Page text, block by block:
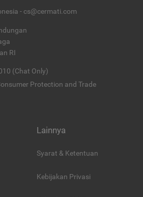
- cs@cermati.com
RI
(Chat Only)
Protection and Trade
Lainnya
Syarat & Ketentuan
Kebijakan Privasi